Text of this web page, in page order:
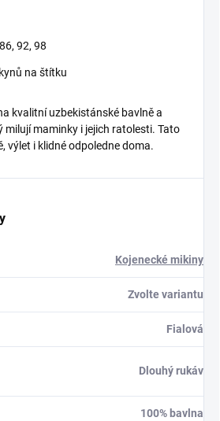
92, 98
na štítku
kvalitní uzbekistánské bavlně a
milují maminky i jejich ratolesti. Tato
výlet i klidné odpoledne doma.
Kojenecké mikiny
Zvolte variantu
Fialová
Dlouhý rukáv
100% bavlna